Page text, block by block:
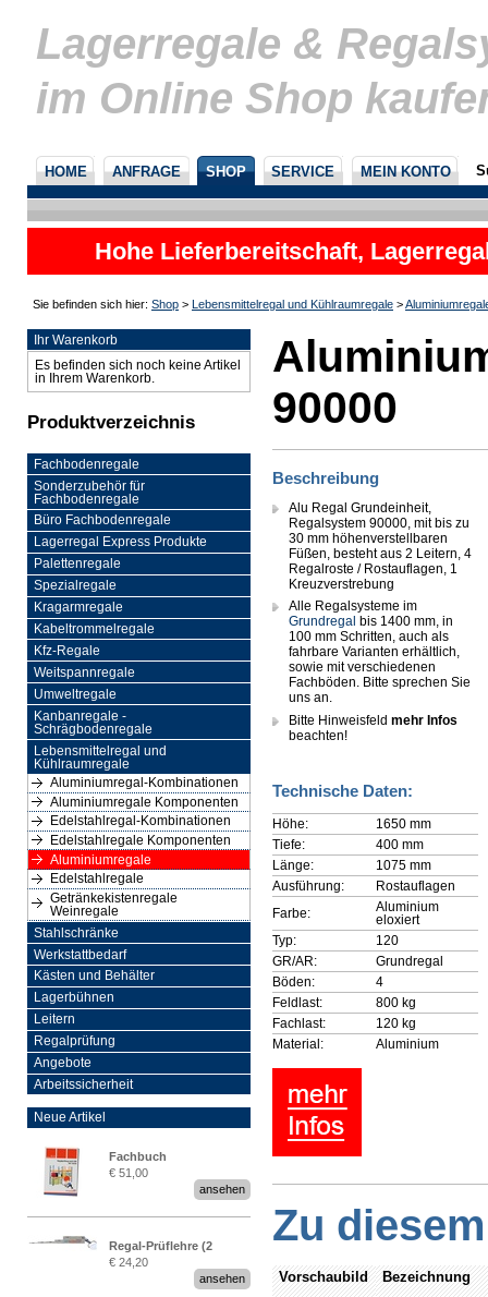
Lagerregale &
im Online Shop
HOME ANFRAGE SHOP SERVICE MEIN KONTO
Hohe Lieferbereitschaft,
nicht
Sie befinden sich hier: Shop > Lebensmittelregal und Kühlraumregale >
Ihr Warenkorb
Es befinden sich noch keine Artikel
in Ihrem Warenkorb.
Produktverzeichnis
Fachbodenregale
Sonderzubehör für
Fachbodenregale
Büro Fachbodenregale
Lagerregal Express Produkte
Palettenregale
Spezialregale
Kragarmregale
Kabeltrommelregale
Kfz-Regale
Weitspannregale
Umweltregale
Kanbanregale -
Schrägbodenregale
Lebensmittelregal und
Kühlraumregale
Aluminiumregal-Kombinationen
Aluminiumregale Komponenten
Edelstahlregal-Kombinationen
Edelstahlregale Komponenten
Aluminiumregale
Edelstahlregale
Getränkekistenregale
Weinregale
Stahlschränke
Werkstattbedarf
Kästen und Behälter
Lagerbühnen
Leitern
Regalprüfung
Angebote
Arbeitssicherheit
Neue Artikel
Fachbuch
„Regalprüfung nach DIN
€ 51,00
ansehen
Regal-Prüflehre (2
Stück)
€ 24,20
ansehen
90000
Beschreibung
Alu Regal Grundeinheit,
Regalsystem 90000, mit bis zu
30 mm höhenverstellbaren
Füßen, besteht aus 2 Leitern, 4
Regalroste / Rostauflagen, 1
Kreuzverstrebung
Alle Regalsysteme im
Grundregal bis 1400 mm, in
100 mm Schritten, auch als
fahrbare Varianten erhältlich,
sowie mit verschiedenen
Fachböden. Bitte sprechen Sie
uns an.
Bitte Hinweisfeld mehr Infos
beachten!
Technische Daten:
Höhe:
1650 mm
Tiefe:
400 mm
Länge:
1075 mm
Ausführung:
Rostauflagen
Farbe:
Aluminium
eloxiert
Typ:
120
GR/AR:
Grundregal
Böden:
4
Feldlast:
800 kg
Fachlast:
120 kg
Material:
Aluminium
Zu
Vorschaubild Bezeichnung